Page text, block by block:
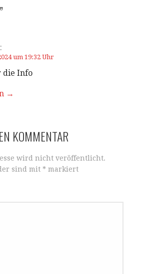
um 19:32 Uhr
die Info
KOMMENTAR
wird nicht veröffentlicht.
sind mit * markiert